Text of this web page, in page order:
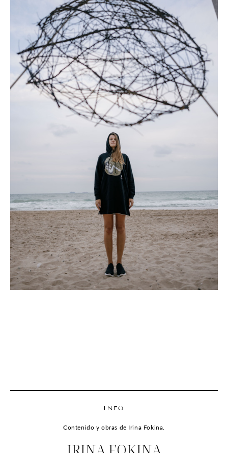
INFO
Contenido y obras de Irina Fokina.